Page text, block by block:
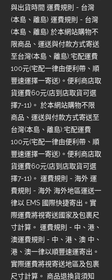
與出貨時間 運費規則 - 台灣
(本島、離島) 運費規則 - 台灣
(本島、離島) 於本網站購物不
限商品、運送與付款方式寄送
至台灣(本島、離島):宅配運費
100元(宅配一律由便利帶、順
豐速運擇一寄送)。便利商店取
貨運費60元(店到店取貨可選
擇7-11)。 於本網站購物不限
商品、運送與付款方式寄送至
台灣(本島、離島):宅配運費
100元(宅配一律由便利帶、順
豐速運擇一寄送)。便利商店取
貨運費60元(店到店取貨可選
擇7-11)。 運費規則 - 海外 運
費規則 - 海外 海外地區運送一
律以 EMS 國際快捷寄出。實
際運費將視寄送國家及包裹尺
寸計算。 運費規則 - 中、港、
澳運費規則 - 中、港、澳 中、
港、澳一律以順豐速運寄出。
實際運費將視寄送地區及包裹
尺寸計算。 商品退換貨須知